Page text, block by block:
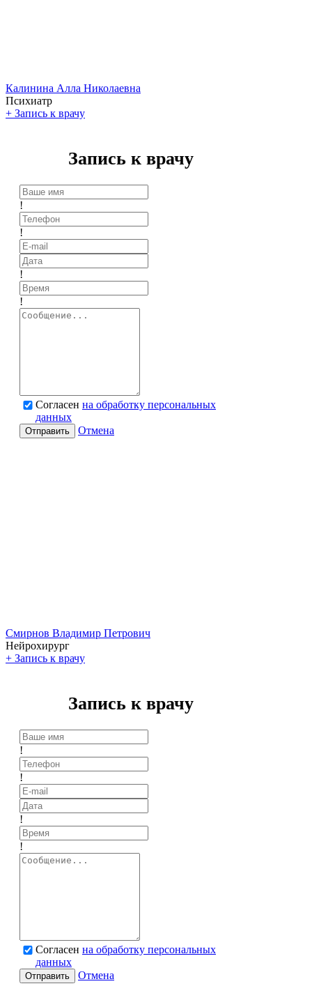
Калинина Алла Николаевна
Психиатр
+ Запись к врачу
Запись к врачу
!
!
!
!
Согласен на обработку персональных
данных
Отправить Отмена
Смирнов Владимир Петрович
Нейрохирург
+ Запись к врачу
Запись к врачу
!
!
!
!
Согласен на обработку персональных
данных
Отправить Отмена